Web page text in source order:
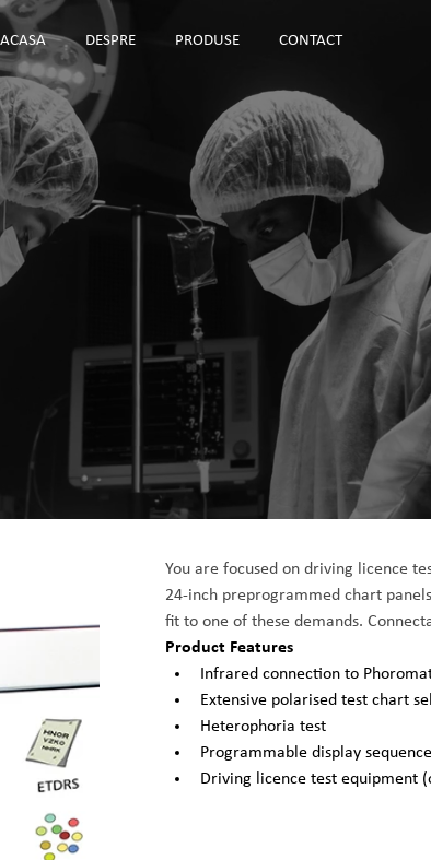
ACASA DESPRE PRODUSE CONTACT
You are focused on driving licence
24-inch preprogrammed chart
fit to one of these demands.
Product Features
Infrared connection to
Extensive polarised test chart
Heterophoria test
Programmable display
Driving licence test equipment